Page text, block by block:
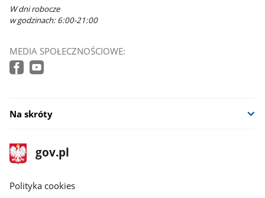
W dni robocze
w godzinach: 6:00-21:00
MEDIA SPOŁECZNOŚCIOWE:
Na skróty
stopka
gov.pl
Strona
gov.pl
gov.pl
Polityka cookies